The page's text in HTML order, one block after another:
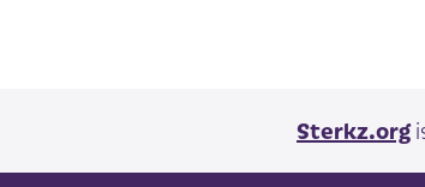
Sterkz.org